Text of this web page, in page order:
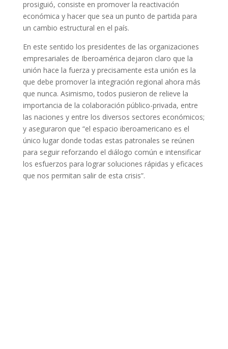
prosiguió, consiste en promover la reactivación
económica y hacer que sea un punto de partida para
un cambio estructural en el país.
En este sentido los presidentes de las organizaciones
empresariales de Iberoamérica dejaron claro que la
unión hace la fuerza y precisamente esta unión es la
que debe promover la integración regional ahora más
que nunca. Asimismo, todos pusieron de relieve la
importancia de la colaboración público-privada, entre
las naciones y entre los diversos sectores económicos;
y aseguraron que “el espacio iberoamericano es el
único lugar donde todas estas patronales se reúnen
para seguir reforzando el diálogo común e intensificar
los esfuerzos para lograr soluciones rápidas y eficaces
que nos permitan salir de esta crisis”.